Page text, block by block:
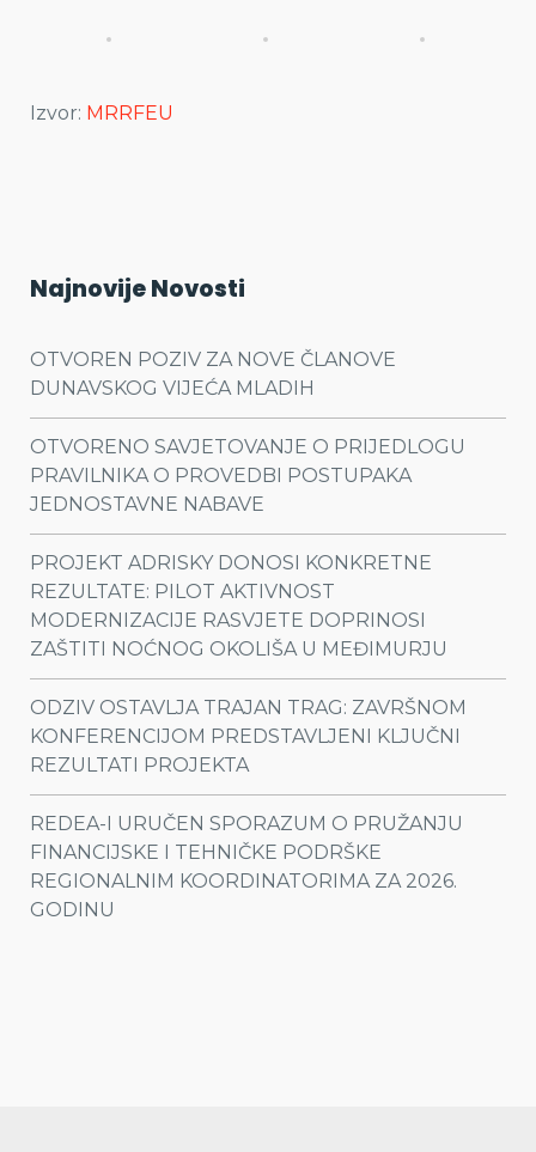
Izvor: MRRFEU
Najnovije Novosti
OTVOREN POZIV ZA NOVE ČLANOVE
DUNAVSKOG VIJEĆA MLADIH
OTVORENO SAVJETOVANJE O PRIJEDLOGU
PRAVILNIKA O PROVEDBI POSTUPAKA
JEDNOSTAVNE NABAVE
PROJEKT ADRISKY DONOSI KONKRETNE
REZULTATE: PILOT AKTIVNOST
MODERNIZACIJE RASVJETE DOPRINOSI
ZAŠTITI NOĆNOG OKOLIŠA U MEĐIMURJU
ODZIV OSTAVLJA TRAJAN TRAG: ZAVRŠNOM
KONFERENCIJOM PREDSTAVLJENI KLJUČNI
REZULTATI PROJEKTA
REDEA-I URUČEN SPORAZUM O PRUŽANJU
FINANCIJSKE I TEHNIČKE PODRŠKE
REGIONALNIM KOORDINATORIMA ZA 2026.
GODINU